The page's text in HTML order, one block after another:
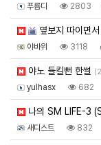
푸름디 2803
옆보지 따이면
야바위 3118
야노 들킬뻔 한썰
yulhasx 682
나의 SM LIFE-3
새디스트 832